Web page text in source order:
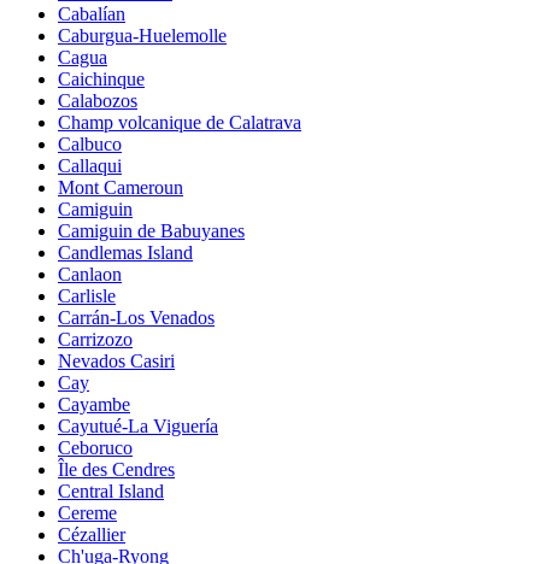
Cabalían
Caburgua-Huelemolle
Cagua
Caichinque
Calabozos
Champ volcanique de Calatrava
Calbuco
Callaqui
Mont Cameroun
Camiguin
Camiguin de Babuyanes
Candlemas Island
Canlaon
Carlisle
Carrán-Los Venados
Carrizozo
Nevados Casiri
Cay
Cayambe
Cayutué-La Viguería
Ceboruco
Île des Cendres
Central Island
Cereme
Cézallier
Ch'uga-Ryong